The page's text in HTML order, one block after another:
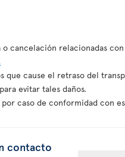
o cancelación relacionadas
que cause el retraso del
evitar tales daños.
caso de conformidad con
contacto